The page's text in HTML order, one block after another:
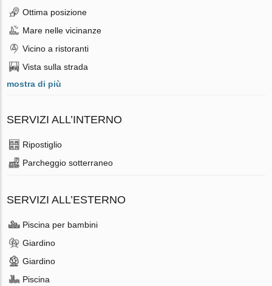
Ottima posizione
Mare nelle vicinanze
Vicino a ristoranti
Vista sulla strada
mostra di più
SERVIZI ALL’INTERNO
Ripostiglio
Parcheggio sotterraneo
SERVIZI ALL’ESTERNO
Piscina per bambini
Giardino
Giardino
Piscina